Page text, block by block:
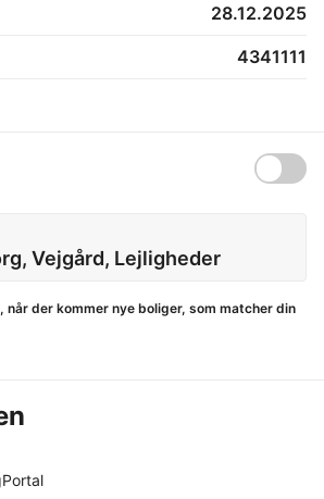
28.12.2025
4341111
Vejgård, Lejligheder
når der kommer nye boliger, som matcher din